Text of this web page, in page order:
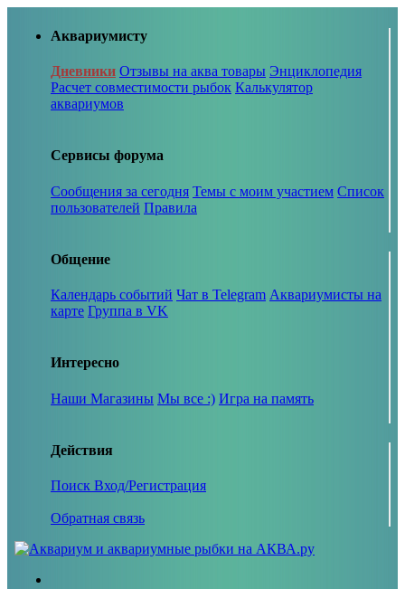
Аквариумисту
Дневники Отзывы на аква товары Энциклопедия
Расчет совместимости рыбок Калькулятор
аквариумов
Сервисы форума
Сообщения за сегодня Темы с моим участием Список
пользователей Правила
Общение
Календарь событий Чат в Telegram Аквариумисты на
карте Группа в VK
Интересно
Наши Магазины Мы все :) Игра на память
Действия
Поиск Вход/Регистрация
Обратная связь